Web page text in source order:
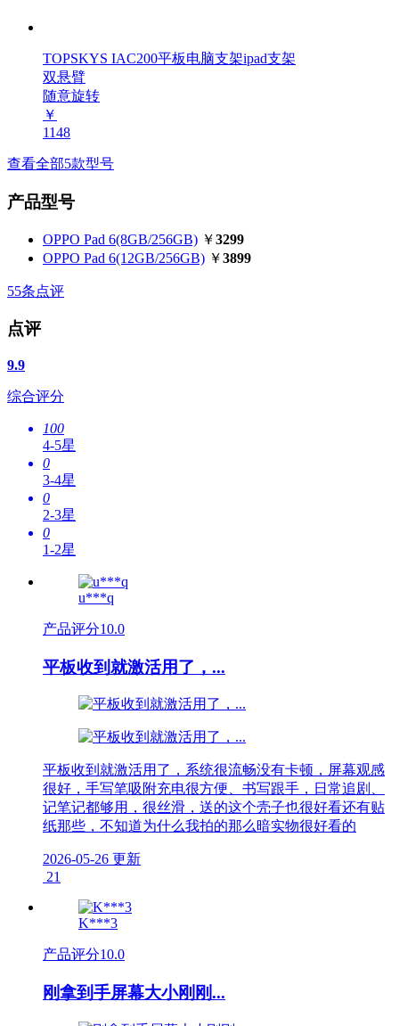
TOPSKYS IAC200平板电脑支架ipad支架
双悬臂
随意旋转
￥
1148
查看全部5款型号
产品型号
OPPO Pad 6(8GB/256GB) ￥3299
OPPO Pad 6(12GB/256GB) ￥3899
55条点评
点评
9.9
综合评分
100
4-5星
0
3-4星
0
2-3星
0
1-2星
u***q
产品评分10.0
平板收到就激活用了，...
平板收到就激活用了，系统很流畅没有卡顿，屏幕观感
很好，手写笔吸附充电很方便、书写跟手，日常追剧、
记笔记都够用，很丝滑，送的这个壳子也很好看还有贴
纸那些，不知道为什么我拍的那么暗实物很好看的
2026-05-26 更新
21
K***3
产品评分10.0
刚拿到手屏幕大小刚刚...